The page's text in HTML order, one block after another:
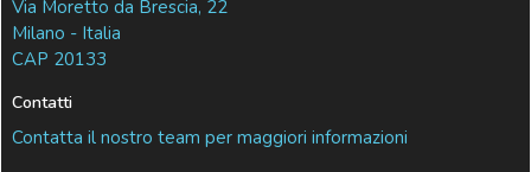
Via Moretto da Brescia, 22
Milano - Italia
CAP 20133
Contatti
Contatta il nostro team per maggiori informazioni